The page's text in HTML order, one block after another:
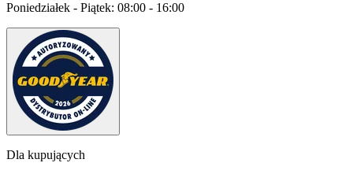
Poniedziałek - Piątek: 08:00 - 16:00
Dla kupujących